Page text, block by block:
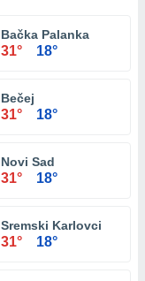
Bačka Palanka
31° 18°
Bečej
31° 18°
Novi Sad
31° 18°
Sremski Karlovci
31° 18°